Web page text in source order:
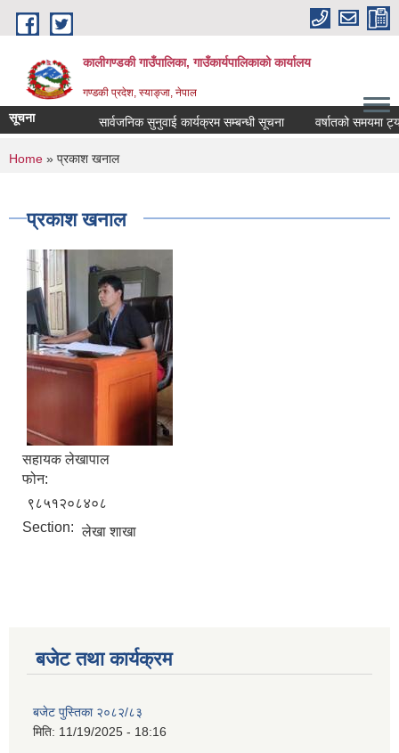
Skip to main content
कालीगण्डकी गाउँपालिका, गाउँकार्यपालिकाको कार्यालय
गण्डकी प्रदेश, स्याङ्जा, नेपाल
सूचना सार्वजनिक सुनुवाई कार्यक्रम सम्बन्धी सूचना वर्षातको समयमा
You are here
Home » प्रकाश खनाल
प्रकाश खनाल
सहायक लेखापाल
फोन:
९८५१२०८४०८
Section: लेखा शाखा
बजेट तथा कार्यक्रम
बजेट पुस्तिका २०८२/८३
मिति: 11/19/2025 - 18:16